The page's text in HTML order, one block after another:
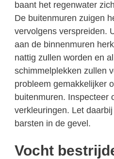
baant het regenwater
De buitenmuren zuigen
vervolgens verspreiden.
aan de binnenmuren
nattig zullen worden en
schimmelplekken zullen
probleem gemakkelijker
buitenmuren. Inspecteer
verkleuringen. Let
barsten in de gevel.
Vocht